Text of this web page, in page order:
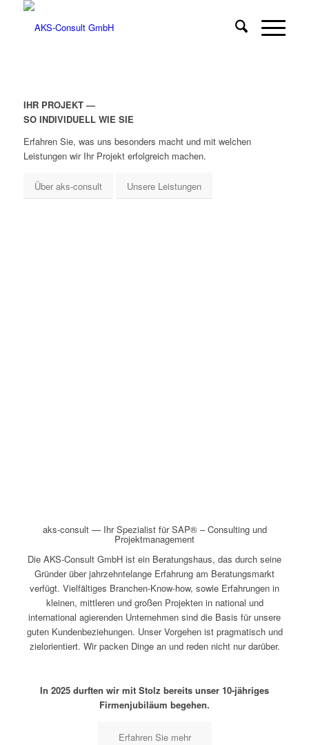
IHR PROJEKT —
SO INDIVIDUELL WIE SIE
Erfahren Sie, was uns besonders macht und mit welchen
Leistungen wir Ihr Projekt erfolgreich machen.
Über aks-consult Unsere Leistungen
aks-consult — Ihr Spezialist für SAP® – Consulting und
Projektmanagement
Die AKS-Consult GmbH ist ein Beratungshaus, das durch seine
Gründer über jahrzehntelange Erfahrung am Beratungsmarkt
verfügt. Vielfältiges Branchen-Know-how, sowie Erfahrungen in
kleinen, mittleren und großen Projekten in national und
international agierenden Unternehmen sind die Basis für unsere
guten Kundenbeziehungen. Unser Vorgehen ist pragmatisch und
zielorientiert. Wir packen Dinge an und reden nicht nur darüber.
In 2025 durften wir mit Stolz bereits unser 10-jähriges
Firmenjubiläum begehen.
Erfahren Sie mehr